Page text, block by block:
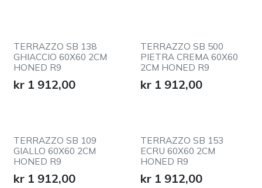
TERRAZZO SB 138
GHIACCIO 60X60 2CM
HONED R9
kr 1 912,00
TERRAZZO SB 500
PIETRA CREMA 60X60
2CM HONED R9
kr 1 912,00
TERRAZZO SB 109
GIALLO 60X60 2CM
HONED R9
kr 1 912,00
TERRAZZO SB 153
ECRU 60X60 2CM
HONED R9
kr 1 912,00